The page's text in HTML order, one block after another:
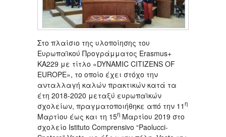
Στο πλαίσιο της υλοποίησης του
Ευρωπαϊκού Προγράμματος Erasmus+
KA229 με τίτλο «DYNAMIC CITIZENS OF
EUROPE», το οποίο έχει στόχο την
ανταλλαγή καλών πρακτικών κατά τα
έτη 2018-2020 μεταξύ ευρωπαϊκών
σχολείων, πραγματοποιήθηκε από την 11η
Μαρτίου έως και τη 15η Μαρτίου 2019 στο
σχολείο Istituto Comprensivo “Paolucci-